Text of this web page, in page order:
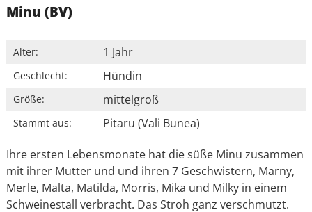
Minu (BV)
Alter: 1 Jahr
Geschlecht: Hündin
Größe: mittelgroß
Stammt aus: Pitaru (Vali Bunea)
Ihre ersten Lebensmonate hat die süße Minu zusammen
mit ihrer Mutter und und ihren 7 Geschwistern, Marny,
Merle, Malta, Matilda, Morris, Mika und Milky in einem
Schweinestall verbracht. Das Stroh ganz verschmutzt.